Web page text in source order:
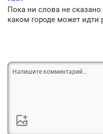
Пока ни слова не
каком городе может идти